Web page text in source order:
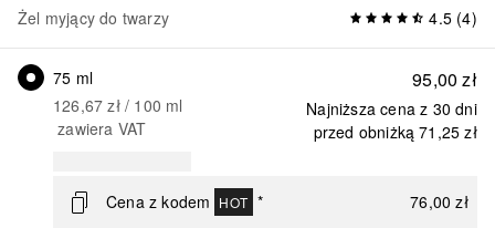
Żel myjący do twarzy 4.5 (4)
95,00 zł
Najniższa cena z 30 dni
przed obniżką 71,25 zł
75 ml
126,67 zł / 100 ml
zawiera VAT
Cena z kodem HOT * 76,00 zł